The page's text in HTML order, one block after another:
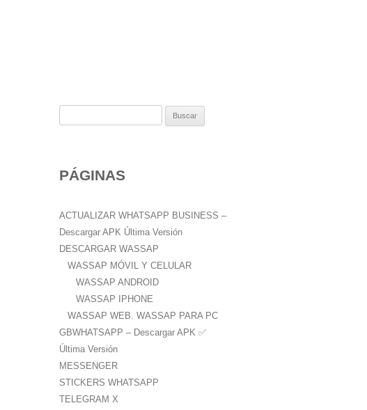
a
:
PÁGINAS
ACTUALIZAR WHATSAPP BUSINESS –
Descargar APK Última Versión
DESCARGAR WASSAP
WASSAP MÓVIL Y CELULAR
WASSAP ANDROID
WASSAP IPHONE
WASSAP WEB. WASSAP PARA PC
GBWHATSAPP – Descargar APK ✅️
Última Versión
MESSENGER
STICKERS WHATSAPP
TELEGRAM X